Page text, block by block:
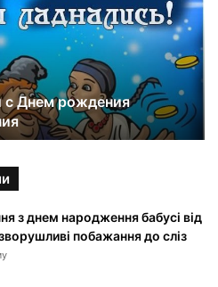
с Днем рождения
з днем народження бабусі від
побажання до сліз